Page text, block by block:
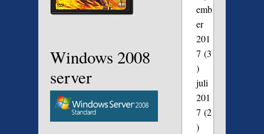
Windows 2008
server
emb
er
201
7 (3
)
juli
201
7 (2
)